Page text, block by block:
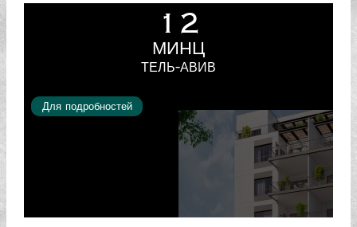
12
МИНЦ
ТЕЛЬ-АВИВ
Для подробностей